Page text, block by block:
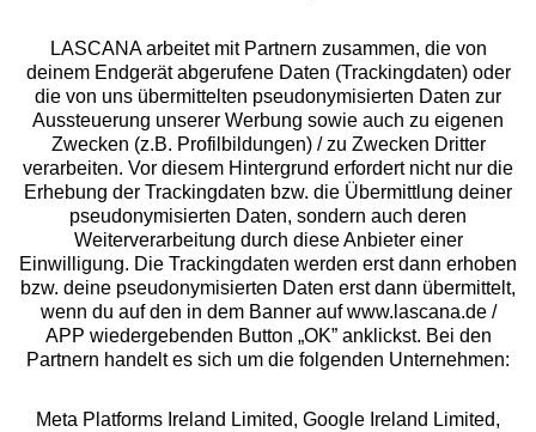
Services
Beratung
Über uns
Rechtliches
LASCANA arbeitet mit Partnern zusammen, die von
deinem Endgerät abgerufene Daten (Trackingdaten) oder
die von uns übermittelten pseudonymisierten Daten zur
Aussteuerung unserer Werbung sowie auch zu eigenen
Zwecken (z.B. Profilbildungen) / zu Zwecken Dritter
verarbeiten. Vor diesem Hintergrund erfordert nicht nur die
Erhebung der Trackingdaten bzw. die Übermittlung deiner
pseudonymisierten Daten, sondern auch deren
Weiterverarbeitung durch diese Anbieter einer
Einwilligung. Die Trackingdaten werden erst dann erhoben
bzw. deine pseudonymisierten Daten erst dann übermittelt,
wenn du auf den in dem Banner auf www.lascana.de /
APP wiedergebenden Button „OK” anklickst. Bei den
Partnern handelt es sich um die folgenden Unternehmen:
Meta Platforms Ireland Limited, Google Ireland Limited,